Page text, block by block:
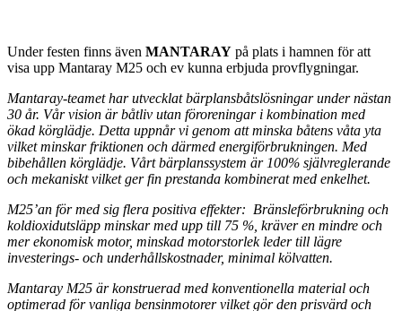
Under festen finns även MANTARAY på plats i hamnen för att
visa upp Mantaray M25 och ev kunna erbjuda provflygningar.
Mantaray-teamet har utvecklat bärplansbåtslösningar under nästan
30 år. Vår vision är båtliv utan föroreningar i kombination med
ökad körglädje. Detta uppnår vi genom att minska båtens våta yta
vilket minskar friktionen och därmed energiförbrukningen. Med
bibehållen körglädje. Vårt bärplanssystem är 100% självreglerande
och mekaniskt vilket ger fin prestanda kombinerat med enkelhet.
M25’an för med sig flera positiva effekter: Bränsleförbrukning och
koldioxidutsläpp minskar med upp till 75 %, kräver en mindre och
mer ekonomisk motor, minskad motorstorlek leder till lägre
investerings- och underhållskostnader, minimal kölvatten.
Mantaray M25 är konstruerad med konventionella material och
optimerad för vanliga bensinmotorer vilket gör den prisvärd och